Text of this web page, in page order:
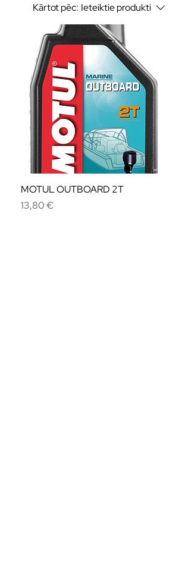
Kārtot pēc: Ieteiktie produkti
MOTUL OUTBOARD 2T
Cena
13,80 €